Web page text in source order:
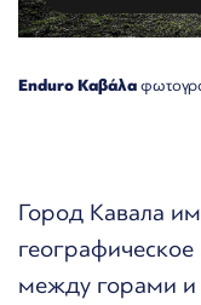
Enduro Καβάλα
Город Кавала
между горами и